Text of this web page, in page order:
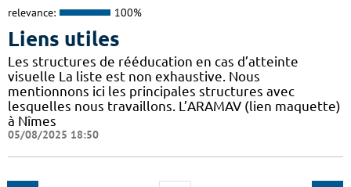
relevance: 100%
Liens utiles
Les structures de rééducation en cas d’atteinte
visuelle La liste est non exhaustive. Nous
mentionnons ici les principales structures avec
lesquelles nous travaillons. L’ARAMAV (lien maquette)
à Nîmes
05/08/2025 18:50